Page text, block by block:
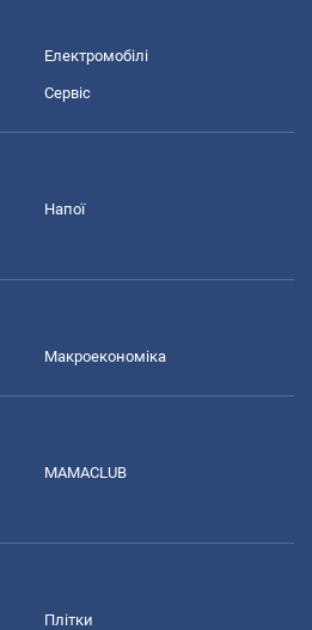
Електромобілі
Сервіс
Напої
Макроекономіка
MAMACLUB
Плітки